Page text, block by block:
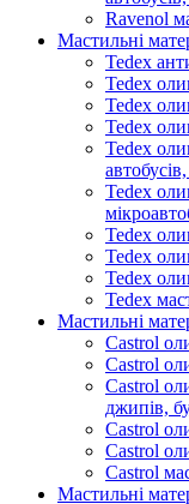
Ravenol
Мастильні
Tedex
Tedex
Tedex
Tedex
Tedex
Tedex
Tedex
Tedex
Tedex
Tedex
Мастильні
Castrol
Castrol
Castrol
джипів,
Castrol
Castrol
Castrol
Мастильні